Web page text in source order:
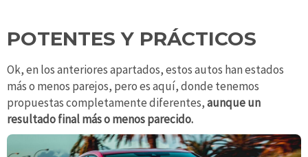
POTENTES Y PRÁCTICOS
Ok, en los anteriores apartados, estos autos han estados
más o menos parejos, pero es aquí, donde tenemos
propuestas completamente diferentes,aunque un
resultado final más o menos parecido.